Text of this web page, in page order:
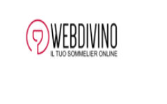
eBay
e Accessori